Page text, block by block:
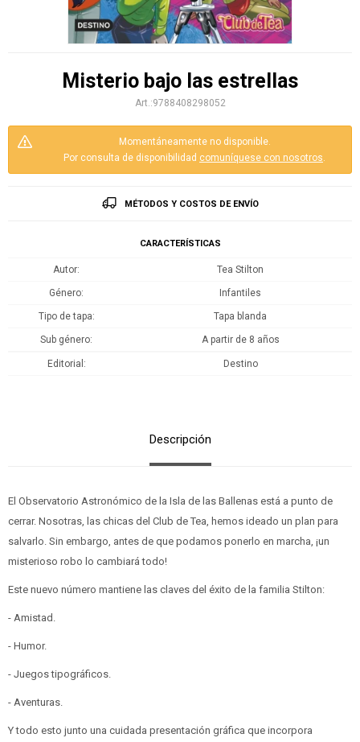
Misterio bajo las estrellas
9788408298052
Momentáneamente no disponible.
Por consulta de disponibilidad comuníquese con nosotros.
MÉTODOS Y COSTOS DE ENVÍO
CARACTERÍSTICAS
Autor Tea Stilton
Género Infantiles
Tipo de tapa Tapa blanda
Sub género A partir de 8 años
Editorial Destino
Descripción
El Observatorio Astronómico de la Isla de las Ballenas está a punto de
cerrar. Nosotras, las chicas del Club de Tea, hemos ideado un plan para
salvarlo. Sin embargo, antes de que podamos ponerlo en marcha, ¡un
misterioso robo lo cambiará todo!
Este nuevo número mantiene las claves del éxito de la familia Stilton:
- Amistad.
- Humor.
- Juegos tipográficos.
- Aventuras.
Y todo esto junto una cuidada presentación gráfica que incorpora